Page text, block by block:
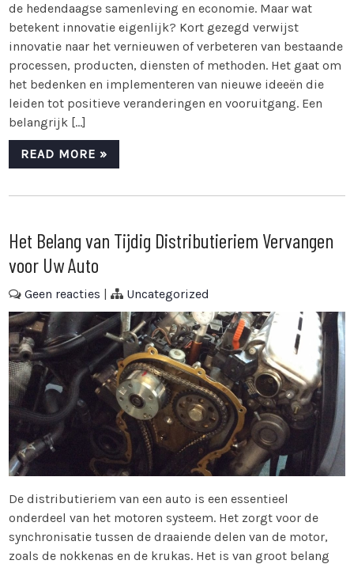
de hedendaagse samenleving en economie. Maar wat
betekent innovatie eigenlijk? Kort gezegd verwijst
innovatie naar het vernieuwen of verbeteren van bestaande
processen, producten, diensten of methoden. Het gaat om
het bedenken en implementeren van nieuwe ideeën die
leiden tot positieve veranderingen en vooruitgang. Een
belangrijk […]
READ MORE »
Het Belang van Tijdig Distributieriem Vervangen
voor Uw Auto
Geen reacties | Uncategorized
De distributieriem van een auto is een essentieel
onderdeel van het motoren systeem. Het zorgt voor de
synchronisatie tussen de draaiende delen van de motor,
zoals de nokkenas en de krukas. Het is van groot belang